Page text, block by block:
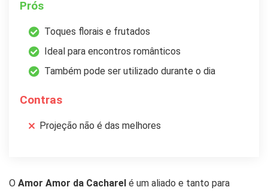
Prós
Toques florais e frutados
Ideal para encontros românticos
Também pode ser utilizado durante o dia
Contras
Projeção não é das melhores
O Amor Amor da Cacharel é um aliado e tanto para